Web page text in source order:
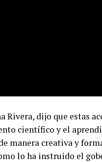
Rivera, dijo que estas
científico y el
manera creativa y
lo ha instruido el